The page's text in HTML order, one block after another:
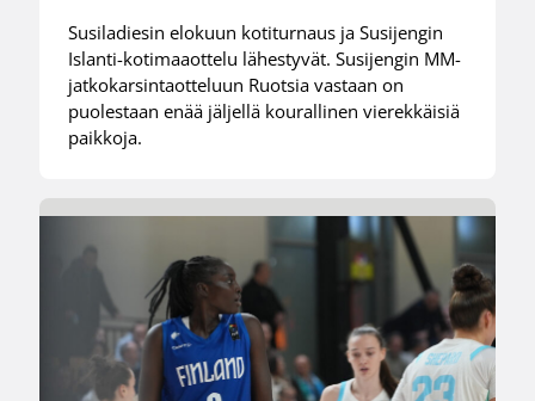
Susiladiesin elokuun kotiturnaus ja Susijengin
Islanti-kotimaaottelu lähestyvät. Susijengin MM-
jatkokarsintaotteluun Ruotsia vastaan on
puolestaan enää jäljellä kourallinen vierekkäisiä
paikkoja.